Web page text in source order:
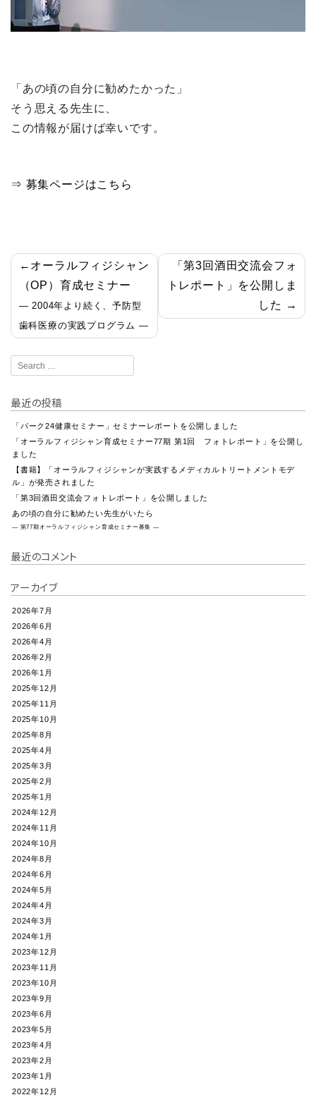
「あの頃の自分に勧めたかった」
そう思える先生に、
この情報が届けば幸いです。
⇒ 募集ページはこちら
投
稿
ナ
ビ
ゲ
シ
ョ
ン
オーラルフィジシャン
（OP）育成セミナー
― 2004年より続く、予防型
歯科医療の実践プログラム ―
「第3回酒田交流会フォ
トレポート」を公開しま
した
最近の投稿
「パーク24健康セミナー」セミナーレポートを公開しました
「オーラルフィジシャン育成セミナー77期 第1回 フォトレポート」を公開し
ました
【書籍】「オーラルフィジシャンが実践するメディカルトリートメントモデ
ル」が発売されました
「第3回酒田交流会フォトレポート」を公開しました
あの頃の自分に勧めたい先生がいたら
― 第77期オーラルフィジシャン育成セミナー募集 ―
最近のコメント
アーカイブ
2026年7月
2026年6月
2026年4月
2026年2月
2026年1月
2025年12月
2025年11月
2025年10月
2025年8月
2025年4月
2025年3月
2025年2月
2025年1月
2024年12月
2024年11月
2024年10月
2024年8月
2024年6月
2024年5月
2024年4月
2024年3月
2024年1月
2023年12月
2023年11月
2023年10月
2023年9月
2023年6月
2023年5月
2023年4月
2023年2月
2023年1月
2022年12月